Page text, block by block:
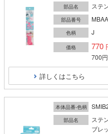
部品名 ステ
部品番号
色柄 J
価格 770
700円
詳しくはこちら
本体品番-色柄
部品名
ステ
ブレ